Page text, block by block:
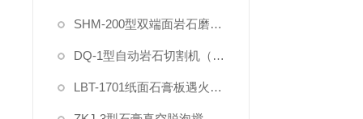
SHM-200型双端面岩石磨石机
DQ-1型自动岩石切割机（双刀）
LBT-1701纸面石膏板遇火稳定性测试仪